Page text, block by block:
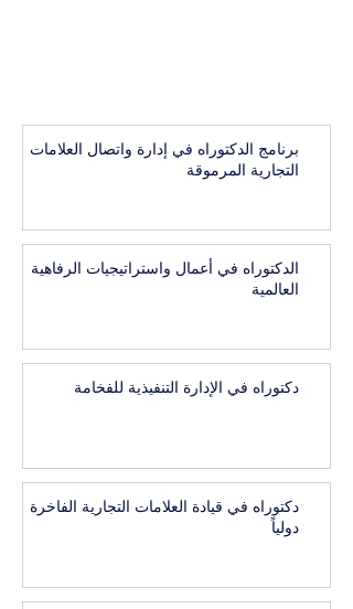
برنامج الدكتوراه في إدارة واتصال العلامات
التجارية المرموقة
الدكتوراه في أعمال واستراتيجيات الرفاهية
العالمية
دكتوراه في الإدارة التنفيذية للفخامة
دكتوراه في قيادة العلامات التجارية الفاخرة
دولياً